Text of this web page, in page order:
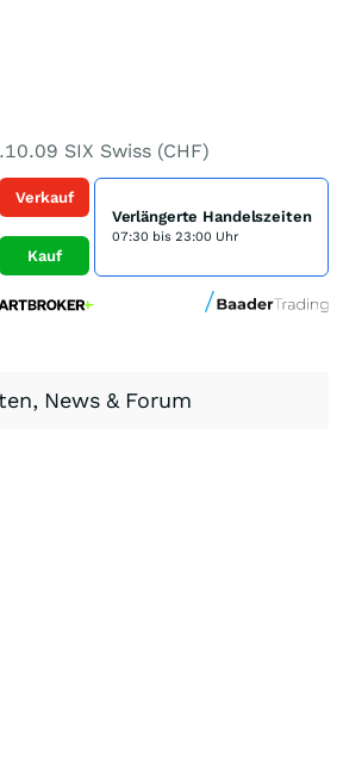
SIX Swiss (CHF)
Verkauf
Kauf
Verlängerte Handelszeiten
07:30 bis 23:00 Uhr
News & Forum